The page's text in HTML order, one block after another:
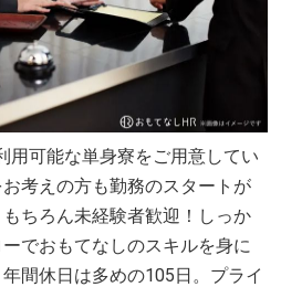
用可能な単身寮をご用意してい
考えの方も勤務のスタートが
ちろん未経験者歓迎！しっか
でおもてなしのスキルを身に
間休日は多めの105日。プライ